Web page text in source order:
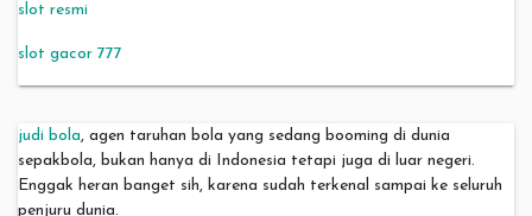
slot resmi
slot gacor 777
judi bola, agen taruhan bola yang sedang booming di dunia
sepakbola, bukan hanya di Indonesia tetapi juga di luar negeri.
Enggak heran banget sih, karena sudah terkenal sampai ke seluruh
penjuru dunia.